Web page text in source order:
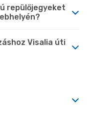
repülőjegyeket
Visalia úti